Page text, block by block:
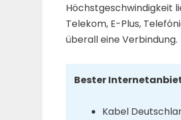
Höchstgeschwindigkeit
Telekom, E-Plus,
überall eine Verbindung.
Bester
Kabel